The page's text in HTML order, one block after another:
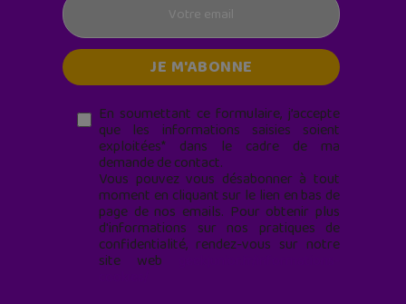
En soumettant ce formulaire, j’accepte
que les informations saisies soient
exploitées* dans le cadre de ma
demande de contact.
Vous pouvez vous désabonner à tout
moment en cliquant sur le lien en bas de
page de nos emails. Pour obtenir plus
d'informations sur nos pratiques de
confidentialité, rendez-vous sur notre
site web